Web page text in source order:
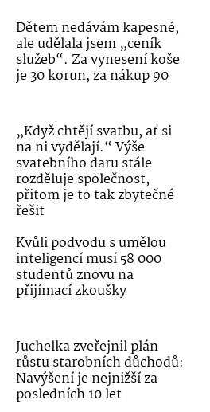
Dětem nedávám kapesné,
ale udělala jsem „ceník
služeb“. Za vynesení koše
je 30 korun, za nákup 90
„Když chtějí svatbu, ať si
na ni vydělají.“ Výše
svatebního daru stále
rozděluje společnost,
přitom je to tak zbytečné
řešit
Kvůli podvodu s umělou
inteligencí musí 58 000
studentů znovu na
přijímací zkoušky
Juchelka zveřejnil plán
růstu starobních důchodů:
Navýšení je nejnižší za
posledních 10 let